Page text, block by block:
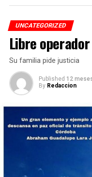
tendrá lugar los días 5
Quintana Roo.
De obtener resultados
tendría la posibilidad
internacional de la
UNCATEGORIZED
Libre
Su familia pide justicia
Published 12
By Redaccion